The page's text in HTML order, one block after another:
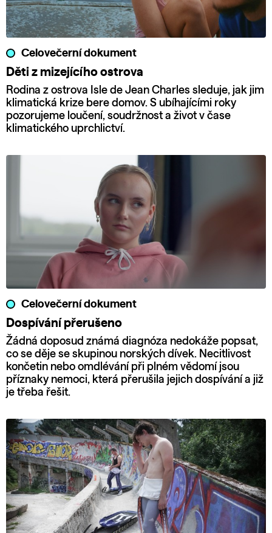
Celovečerní dokument
Děti z mizejícího ostrova
Rodina z ostrova Isle de Jean Charles sleduje, jak jim
klimatická krize bere domov. S ubíhajícími roky
pozorujeme loučení, soudržnost a život v čase
klimatického uprchlictví.
Celovečerní dokument
Dospívání přerušeno
Žádná doposud známá diagnóza nedokáže popsat,
co se děje se skupinou norských dívek. Necitlivost
končetin nebo omdlévání při plném vědomí jsou
příznaky nemoci, která přerušila jejich dospívání a již
je třeba řešit.